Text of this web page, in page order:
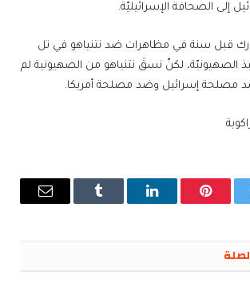
إلى الصحافة الإسرائيليّة.
قبل سنة في مظاهرات ضد نتنياهو في تل
الصهيونيّة، لكنّ نسقَ نتنياهو من الصهيونية لم
مصلحة إسرائيل وضد مصلحة أمريكا.
بينتيريستلينكدإن Tumblr
البريد